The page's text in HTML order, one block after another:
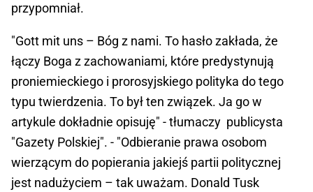
przypomniał.
"Gott mit uns – Bóg z nami. To hasło zakłada, że
łączy Boga z zachowaniami, które predystynują
proniemieckiego i prorosyjskiego polityka do tego
typu twierdzenia. To był ten związek. Ja go w
artykule dokładnie opisuję" - tłumaczy publicysta
"Gazety Polskiej". - "Odbieranie prawa osobom
wierzącym do popierania jakiejś partii politycznej
jest nadużyciem – tak uważam. Donald Tusk